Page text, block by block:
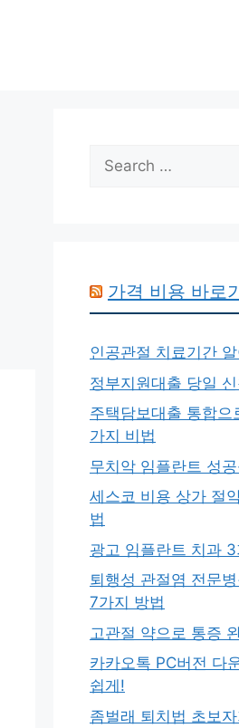
Search
for:
가격 비용 바로
인공관절 치료기간
정부지원대출 당일
주택담보대출 통합으
가지 비법
무치악 임플란트 성
세스코 비용 상가 절
법
광고 임플란트 치과
퇴행성 관절염 전문
7가지 방법
고관절 약으로 통증
카카오톡 PC버전 다
쉽게!
좀벌래 퇴치법 초보